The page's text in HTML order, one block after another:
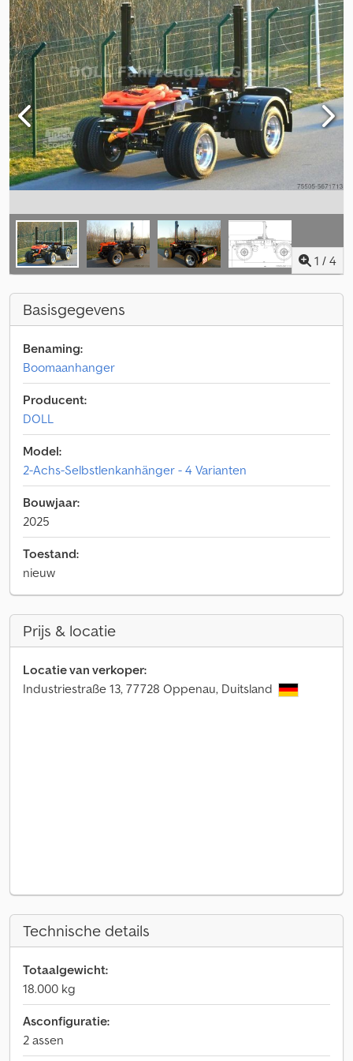
1 / 4
Basisgegevens
Benaming:
Boomaanhanger
Producent:
DOLL
Model:
2-Achs-Selbstlenkanhänger - 4 Varianten
Bouwjaar:
2025
Toestand:
nieuw
Prijs & locatie
Locatie van verkoper:
Industriestraße 13, 77728 Oppenau, Duitsland
Technische details
Totaalgewicht:
18.000 kg
Asconfiguratie:
2 assen